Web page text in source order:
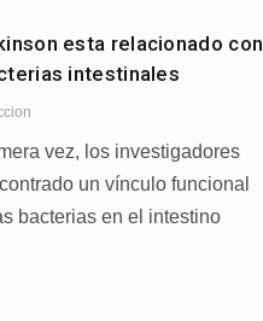
esta relacionado con
intestinales
vez, los investigadores
un vínculo funcional
bacterias en el intestino